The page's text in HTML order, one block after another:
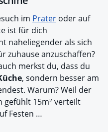
im Prater oder auf
ist für dich
naheliegender als sich
zuhause anzuschaffen?
merkst du, dass du
, sondern besser am
Warum? Weil der
gefühlt 15m² verteilt
Festen …